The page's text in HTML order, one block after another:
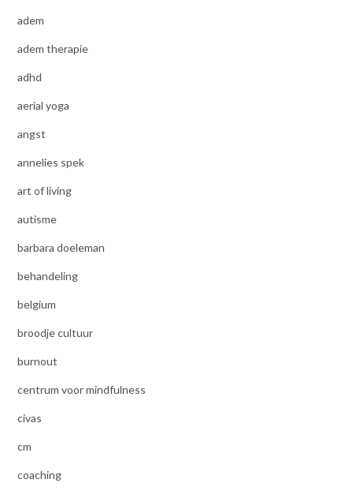
adem
adem therapie
adhd
aerial yoga
angst
annelies spek
art of living
autisme
barbara doeleman
behandeling
belgium
broodje cultuur
burnout
centrum voor mindfulness
civas
cm
coaching